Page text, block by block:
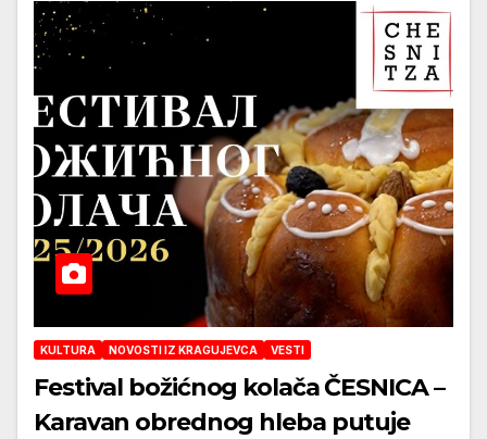
KULTURA NOVOSTI IZ KRAGUJEVCA VESTI
Festival božićnog kolača ČESNICA –
Karavan obrednog hleba putuje